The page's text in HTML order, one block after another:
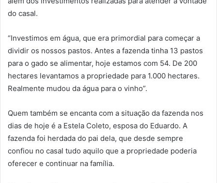
do casal.
“Investimos em água, que era primordial para começar a
dividir os nossos pastos. Antes a fazenda tinha 13 pastos
para o gado se alimentar, hoje estamos com 54. De 200
hectares levantamos a propriedade para 1.000 hectares.
Realmente mudou da água para o vinho”.
Quem também se encanta com a situação da fazenda nos
dias de hoje é a Estela Coleto, esposa do Eduardo. A
fazenda foi herdada do pai dela, que desde sempre
confiou no casal tudo aquilo que a propriedade poderia
oferecer e continuar na família.